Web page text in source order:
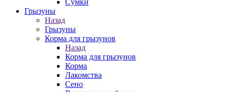
Сумки
Грызуны
Назад
Грызуны
Корма для грызунов
Назад
Корма для грызунов
Корма
Лакомства
Сено